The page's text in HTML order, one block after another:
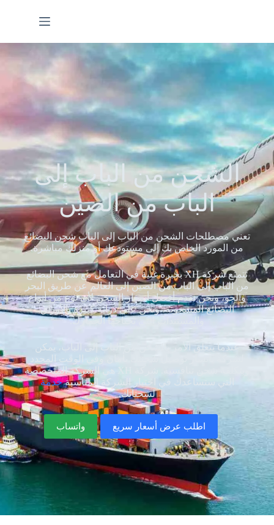
الشحن من الباب إلى
الباب من الصين
تعني مصطلحات الشحن من الباب إلى الباب شحن البضائع
من المورد الخاص بك إلى مستودعك أو منزلك مباشرة.
تتمتع شركة XH بخبرة غنية في التعامل مع شحن البضائع
من الباب إلى الباب من الصين إلى العالم عن طريق البحر
والجو، ونحن نقدم أفضل أسعار الشحن لأي نوع من أنواع
البضائع المشحونة، ونحن على دراية كبيرة بالأوراق
والمستندات التي تحتاجها الجمارك.
عندما يتعلق الأمر بالشحن من الباب إلى الباب، يمكن
لشركة بانسار توصيل شحنتك بأمان وفي الوقت المحدد
وبتكلفة شحن تنافسية. شركة XH هي الشركة المتخصصة
التي ستساعدك في اختيار الشركة المناسبةخدمة
لشحناتك.
اطلب عرض أسعار سريع واتساب